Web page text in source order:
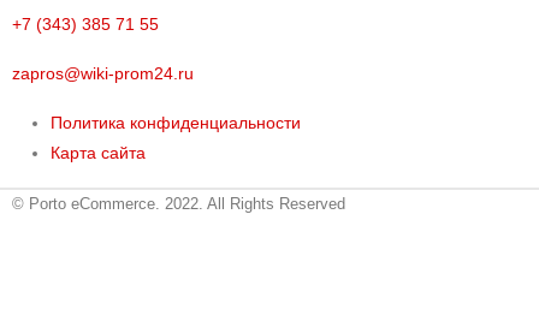
+7 (343) 385 71 55
zapros@wiki-prom24.ru
Политика конфиденциальности
Карта сайта
© Porto eCommerce. 2022. All Rights Reserved